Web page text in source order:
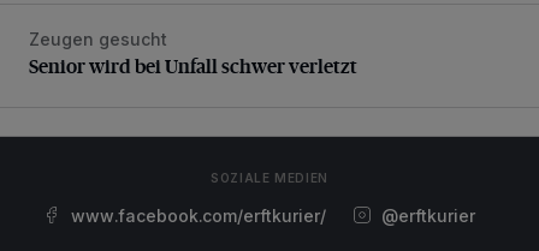
Senior wird bei Unfall schwer verletzt
Zeugen gesucht
Senior wird bei Unfall schwer verletzt
SOZIALE MEDIEN
www.facebook.com/erftkurier/ @erftkurier